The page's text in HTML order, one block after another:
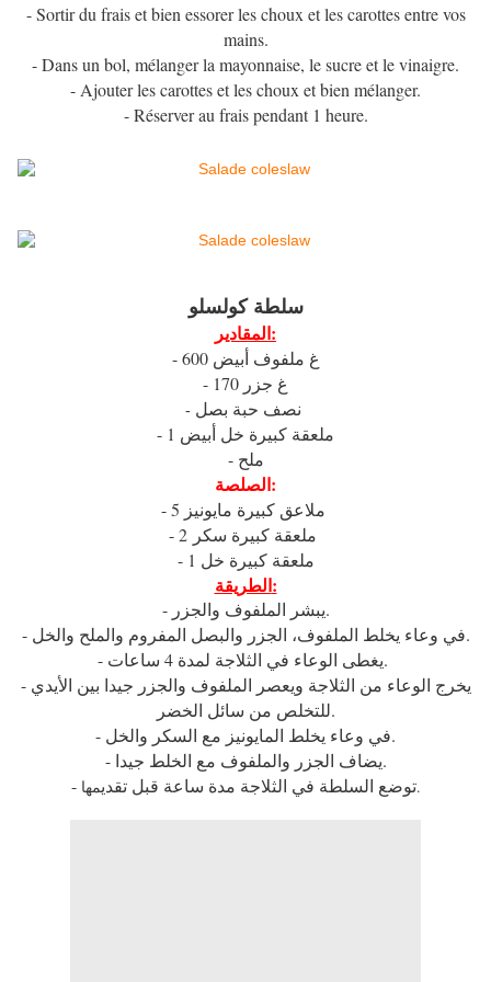
- Sortir du frais et bien essorer les choux et les carottes entre vos
mains.
- Dans un bol, mélanger la mayonnaise, le sucre et le vinaigre.
- Ajouter les carottes et les choux et bien mélanger.
- Réserver au frais pendant 1 heure.
سلطة كولسلو
المقادير:
- 600 غ ملفوف أبيض
- 170 غ جزر
-
- 1 ملعقة كبيرة خل أبيض
- ملح
الصلصة:
- 1 ملعقة كبيرة خل
الطريقة:
- يبشر الملفوف والجزر.
- في وعاء يخلط الملفوف، الجزر والبصل المفروم والملح والخل.
- يغطى الوعاء في الثلاجة لمدة 4 ساعات.
- يخرج الوعاء من الثلاجة ويعصر الملفوف والجزر جيدا بين الأيدي
للتخلص من سائل الخضر.
- في وعاء يخلط المايونيز مع السكر والخل.
- يضاف الجزر والملفوف مع الخلط جيدا.
- توضع السلطة في الثلاجة مدة ساعة قبل تقديمها.